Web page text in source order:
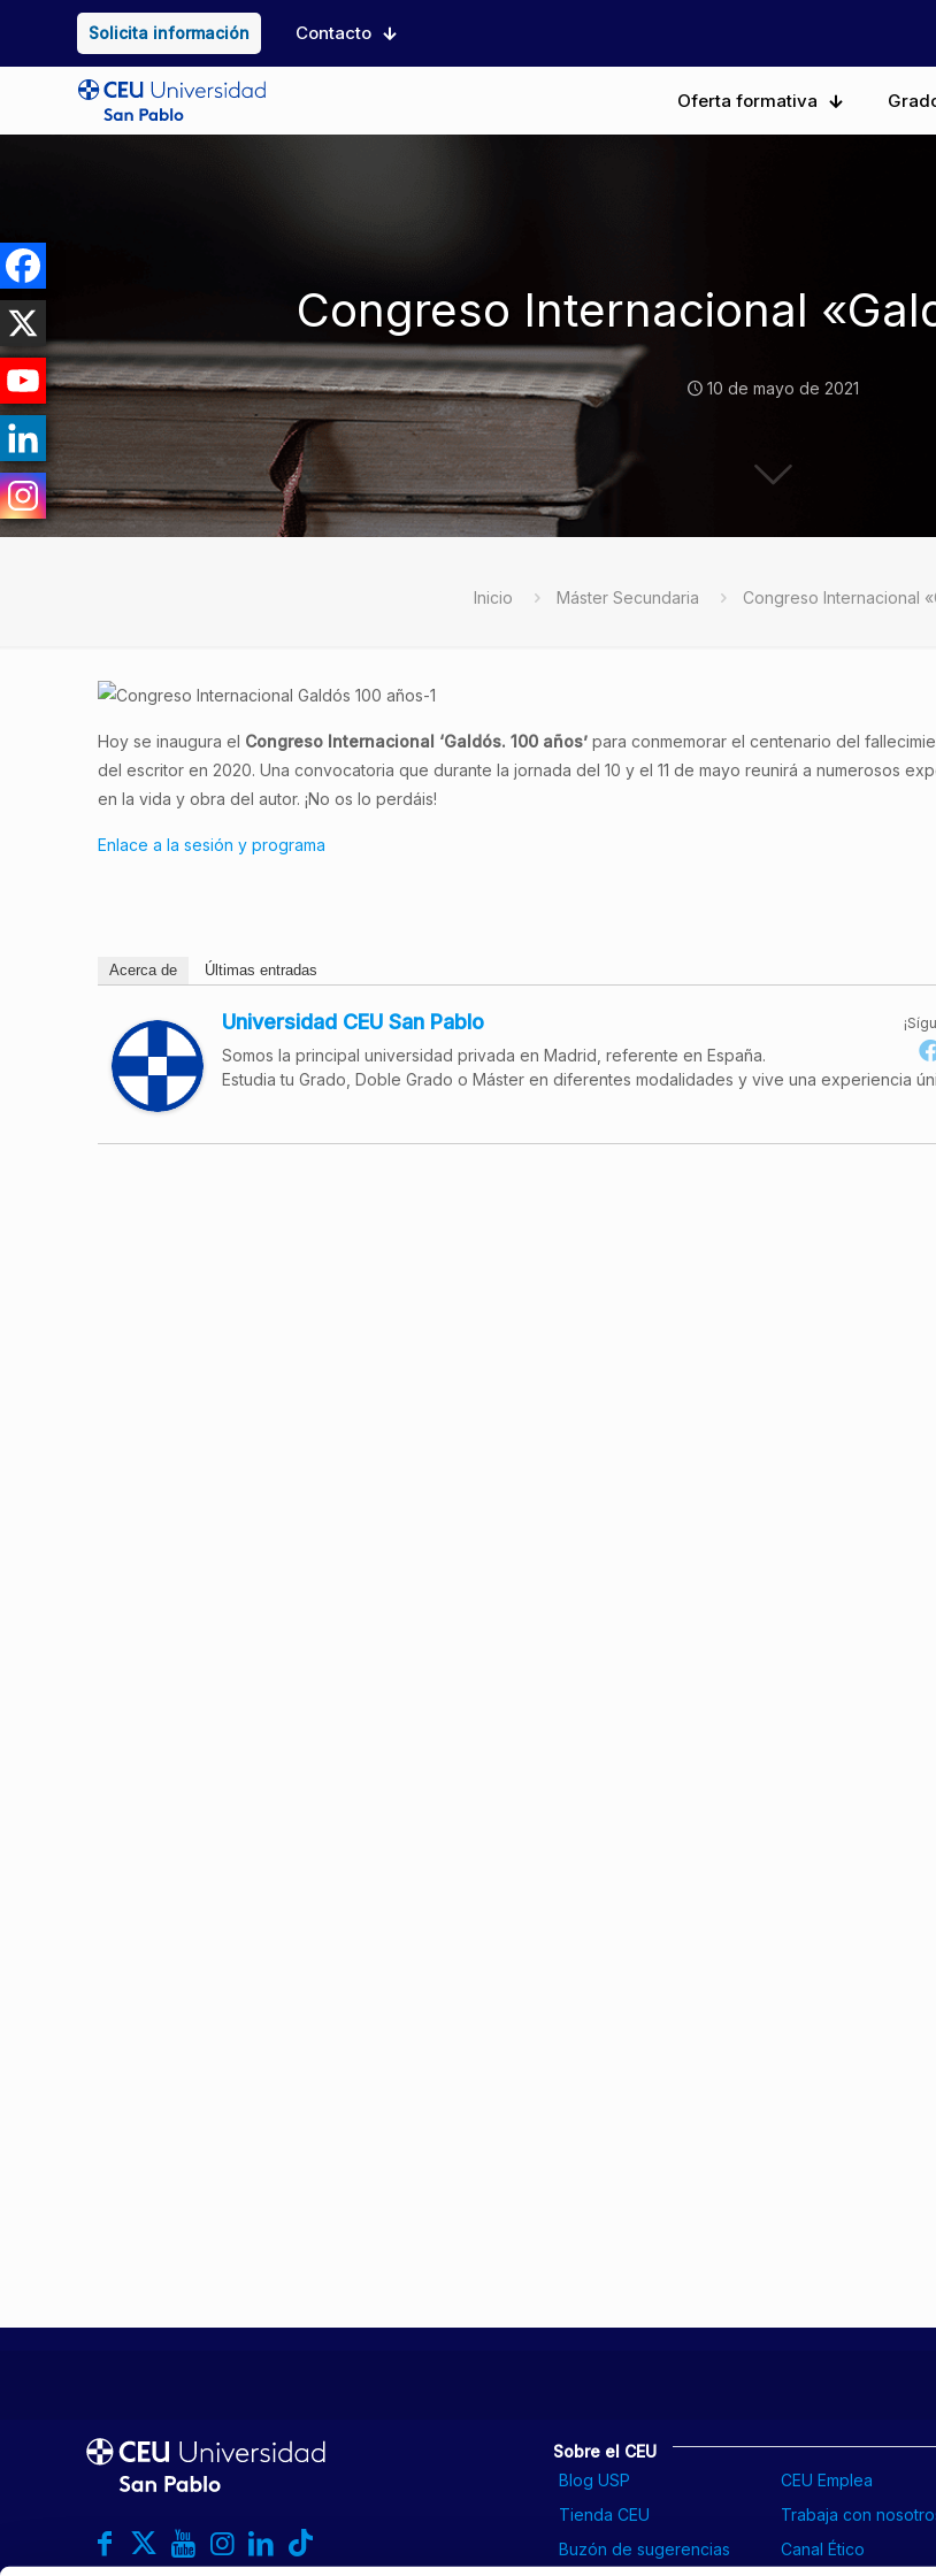
Solicita información Contacto
Oferta formativa
Congreso Internacional
10 de mayo de 2021
Inicio Máster Secundaria Congreso Internacional
Hoy se inaugura el Congreso Internacional ‘Galdós. 100 años’para conmemorar el centenario del
del escritor en 2020. Una convocatoria que durante la jornada del 10 y el 11 de mayo reunirá a numerosos
en la vida y obra del autor. ¡No os lo perdáis!
Enlace a la sesión y programa
Acerca de Últimas entradas
Universidad CEU San Pablo
Somos la principal universidad privada en Madrid, referente en España.
Estudia tu Grado, Doble Grado o Máster en diferentes modalidades y vive una experiencia
Sobre el CEU
Blog USP
CEU Emplea
Tienda CEU
Trabaja con
Buzón de sugerencias
Canal Ético